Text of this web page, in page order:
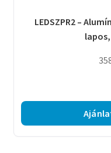
LEDSZPR2 –